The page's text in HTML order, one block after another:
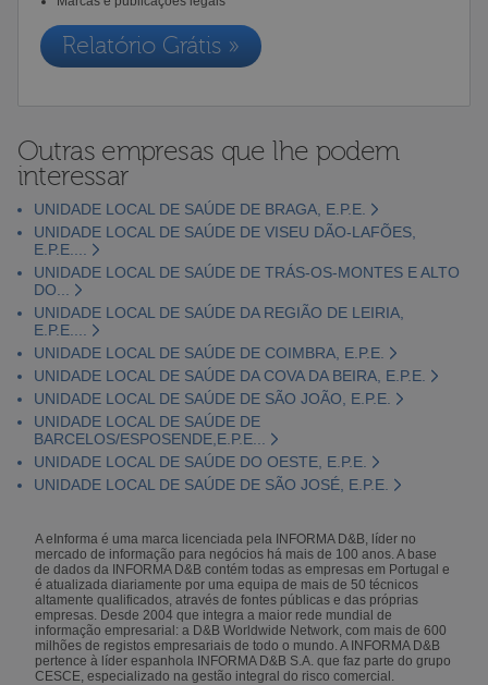
Relatório Grátis »
Outras empresas que lhe podem
interessar
UNIDADE LOCAL DE SAÚDE DE BRAGA, E.P.E.
UNIDADE LOCAL DE SAÚDE DE VISEU DÃO-LAFÕES,
E.P.E....
UNIDADE LOCAL DE SAÚDE DE TRÁS-OS-MONTES E ALTO
DO...
UNIDADE LOCAL DE SAÚDE DA REGIÃO DE LEIRIA,
E.P.E....
UNIDADE LOCAL DE SAÚDE DE COIMBRA, E.P.E.
UNIDADE LOCAL DE SAÚDE DA COVA DA BEIRA, E.P.E.
UNIDADE LOCAL DE SAÚDE DE SÃO JOÃO, E.P.E.
UNIDADE LOCAL DE SAÚDE DE
BARCELOS/ESPOSENDE,E.P.E...
UNIDADE LOCAL DE SAÚDE DO OESTE, E.P.E.
UNIDADE LOCAL DE SAÚDE DE SÃO JOSÉ, E.P.E.
A eInforma é uma marca licenciada pela INFORMA D&B, líder no
mercado de informação para negócios há mais de 100 anos. A base
de dados da INFORMA D&B contém todas as empresas em Portugal e
é atualizada diariamente por uma equipa de mais de 50 técnicos
altamente qualificados, através de fontes públicas e das próprias
empresas. Desde 2004 que integra a maior rede mundial de
informação empresarial: a D&B Worldwide Network, com mais de 600
milhões de registos empresariais de todo o mundo. A INFORMA D&B
pertence à líder espanhola INFORMA D&B S.A. que faz parte do grupo
CESCE, especializado na gestão integral do risco comercial.